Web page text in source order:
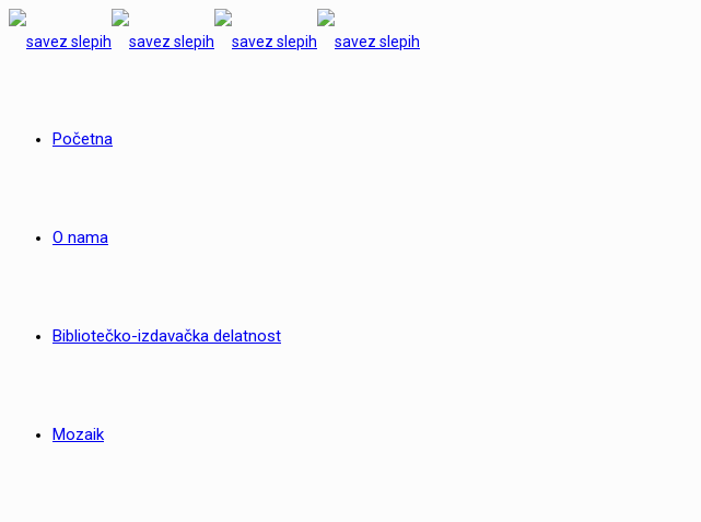
Početna
O nama
Bibliotečko-izdavačka delatnost
Mozaik